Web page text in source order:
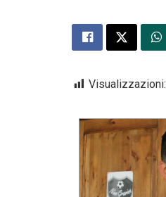
Visualizzazioni: